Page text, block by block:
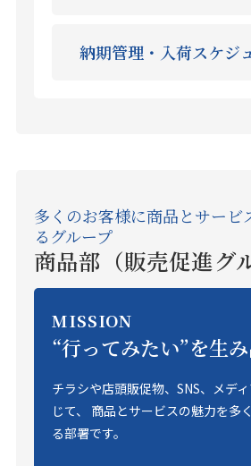
納期管理・入荷スケジ
多くのお客様に商品とサービ
るグループ
商品部（販売促進グ
MISSION
“行ってみたい”を生
チラシや店頭販促物、SNS、メデ
じて、 商品とサービスの魅力を多
る部署です。